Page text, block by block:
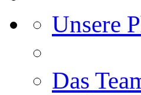
Unsere
Das